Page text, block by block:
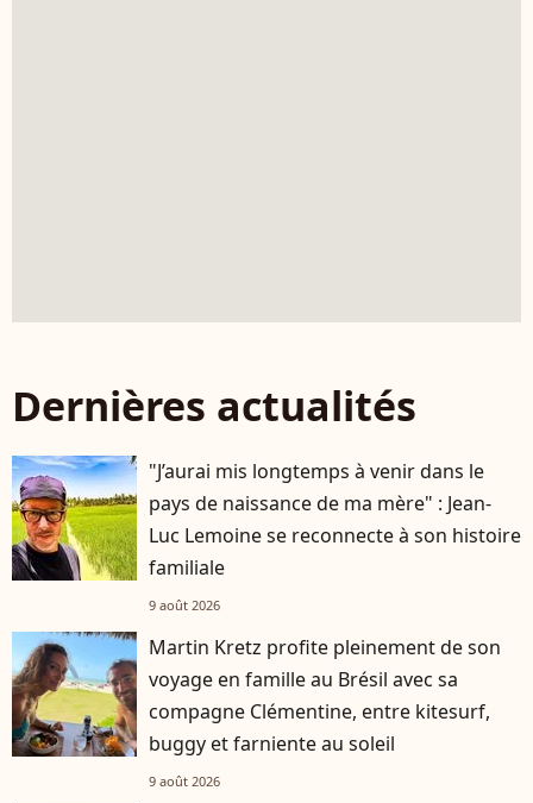
Dernières actualités
"J’aurai mis longtemps à venir dans le
pays de naissance de ma mère" : Jean-
Luc Lemoine se reconnecte à son histoire
familiale
9 août 2026
Martin Kretz profite pleinement de son
voyage en famille au Brésil avec sa
compagne Clémentine, entre kitesurf,
buggy et farniente au soleil
9 août 2026